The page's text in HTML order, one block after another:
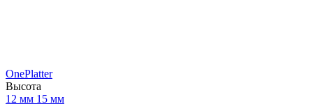
OnePlatter
Высота
12 мм 15 мм